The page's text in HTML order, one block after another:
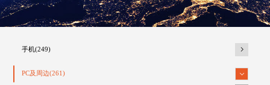
手机(249)
PC及周边(261)